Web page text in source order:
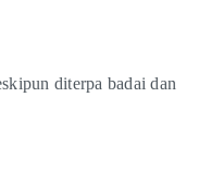
diterpa badai dan